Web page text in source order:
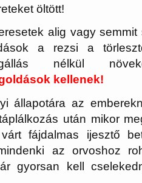
öltött!
alig vagy
a rezsi a
nélkül
kellenek!
állapotára az
után mikor
fájdalmas ijesztő
az orvoshoz
gyorsan kell